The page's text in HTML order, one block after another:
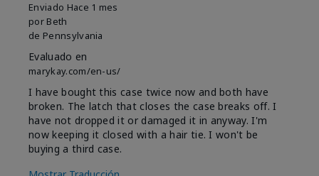
Enviado Hace 1 mes
por Beth
de Pennsylvania
Evaluado en
marykay.com/en-us/
I have bought this case twice now and both have
broken. The latch that closes the case breaks off. I
have not dropped it or damaged it in anyway. I'm
now keeping it closed with a hair tie. I won't be
buying a third case.